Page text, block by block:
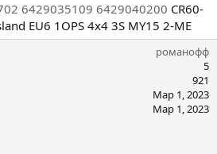
6429035109 6429040200 CR60-
EU6 1OPS 4x4 3S MY15 2-ME
романофф
5
921
Мар 1, 2023
Мар 1, 2023